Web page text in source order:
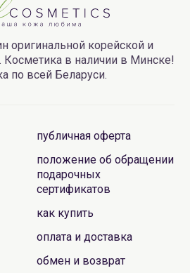
оригинальной корейской и
Косметика в наличии в Минске!
по всей Беларуси.
публичная оферта
положение об обращении
подарочных
сертификатов
как купить
оплата и доставка
обмен и возврат